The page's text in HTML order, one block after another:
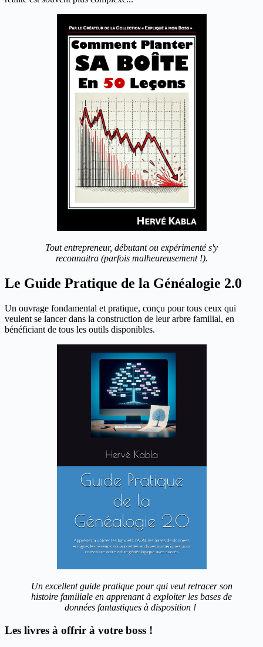
Tout entrepreneur, débutant ou expérimenté s'y
reconnaitra (parfois malheureusement !).
Le Guide Pratique de la Généalogie 2.0
Un ouvrage fondamental et pratique, conçu pour tous ceux qui
veulent se lancer dans la construction de leur arbre familial, en
bénéficiant de tous les outils disponibles.
Un excellent guide pratique pour qui veut retracer son
histoire familiale en apprenant à exploiter les bases de
données fantastiques à disposition !
Les livres à offrir à votre boss !